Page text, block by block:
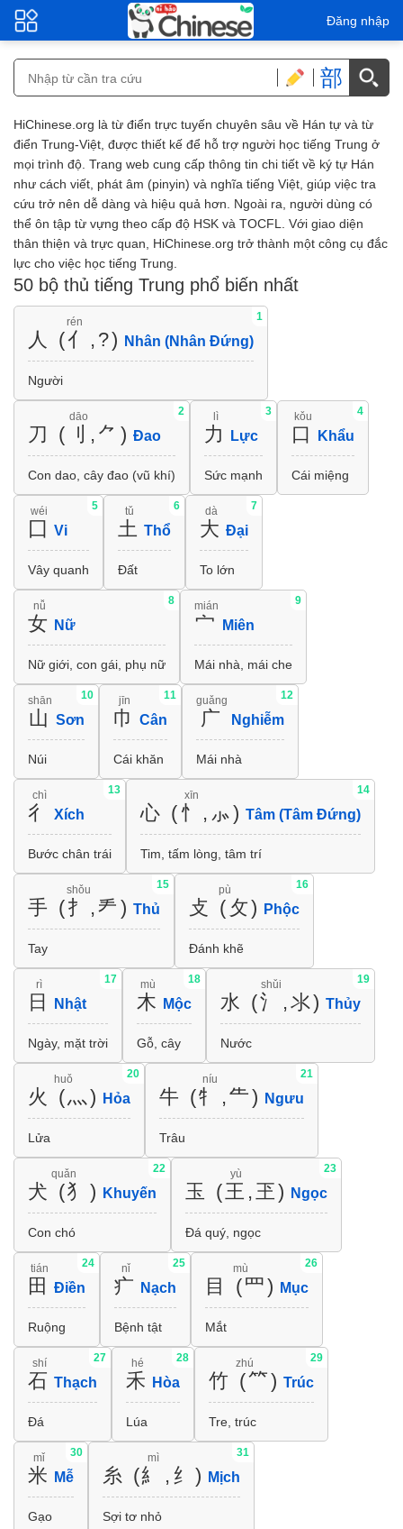
Đăng nhập
部
HiChinese.org là từ điển trực tuyến chuyên sâu về Hán tự và từ
điển Trung-Việt, được thiết kế để hỗ trợ người học tiếng Trung ở
mọi trình độ. Trang web cung cấp thông tin chi tiết về ký tự Hán
như cách viết, phát âm (pinyin) và nghĩa tiếng Việt, giúp việc tra
cứu trở nên dễ dàng và hiệu quả hơn. Ngoài ra, người dùng có
thể ôn tập từ vựng theo cấp độ HSK và TOCFL. Với giao diện
thân thiện và trực quan, HiChinese.org trở thành một công cụ đắc
lực cho việc học tiếng Trung.
50 bộ thủ tiếng Trung phổ biến nhất
人 (亻,?)
rén
Nhân (Nhân Đứng)
Người
1
刀 (刂,⺈)
dāo
Đao
Con dao, cây đao (vũ khí)
2
力
lì
Lực
Sức mạnh
3
口
kǒu
Khẩu
Cái miệng
4
囗
wéi
Vi
Vây quanh
5
土
tǔ
Thổ
Đất
6
大
dà
Đại
To lớn
7
女
nǚ
Nữ
Nữ giới, con gái, phụ nữ
8
宀
mián
Miên
Mái nhà, mái che
9
山
shān
Sơn
Núi
10
巾
jīn
Cân
Cái khăn
11
广
guǎng
Nghiễm
Mái nhà
12
彳
chì
Xích
Bước chân trái
13
心 (忄,⺗)
xīn
Tâm (Tâm Đứng)
Tim, tấm lòng, tâm trí
14
手 (扌,龵)
shǒu
Thủ
Tay
15
攴 (攵)
pù
Phộc
Đánh khẽ
16
日
rì
Nhật
Ngày, mặt trời
17
木
mù
Mộc
Gỗ, cây
18
水 (氵,氺)
shǔi
Thủy
Nước
19
火 (灬)
huǒ
Hỏa
Lửa
20
牛 (牜,⺧)
níu
Ngưu
Trâu
21
犬 (犭)
quǎn
Khuyến
Con chó
22
玉 (王,玊)
yù
Ngọc
Đá quý, ngọc
23
田
tián
Điền
Ruộng
24
疒
nǐ
Nạch
Bệnh tật
25
目 (⺫)
mù
Mục
Mắt
26
石
shí
Thạch
Đá
27
禾
hé
Hòa
Lúa
28
竹 (⺮)
zhú
Trúc
Tre, trúc
29
米
mǐ
Mễ
Gạo
30
糸 (糹,纟)
mì
Mịch
Sợi tơ nhỏ
31